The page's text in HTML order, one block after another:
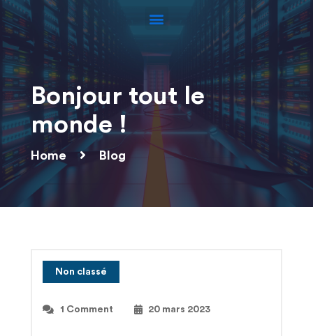
Bonjour tout le
monde !
Home Blog
Non classé
1 Comment 20 mars 2023